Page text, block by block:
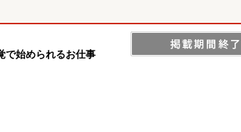
で始められるお仕事